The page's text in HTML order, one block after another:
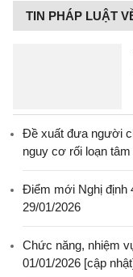
TIN PHÁP LUẬT
Đề xuất đưa người
nguy cơ rối loạn tâm
Điểm mới Nghị định
29/01/2026
Chức năng, nhiệm
01/01/2026 [cập